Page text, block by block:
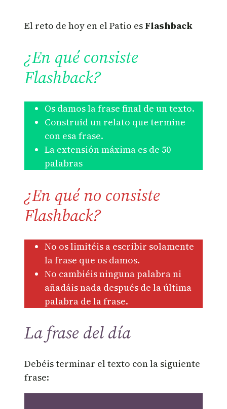
El reto de hoy en el Patio esFlashback
¿En qué consiste
Flashback?
Os damos la frase final de un texto.
Construid un relato que termine
con esa frase.
La extensión máxima es de 50
palabras
¿En qué no consiste
Flashback?
No os limitéis a escribir solamente
la frase que os damos.
No cambiéis ninguna palabra ni
añadáis nada después de la última
palabra de la frase.
La frase del día
Debéis terminar el texto con la siguiente
frase: